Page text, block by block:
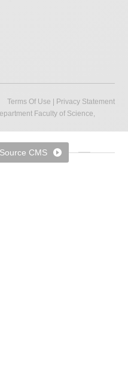
Terms Of Use
Privacy Statement
Faculty of Science,
CMS